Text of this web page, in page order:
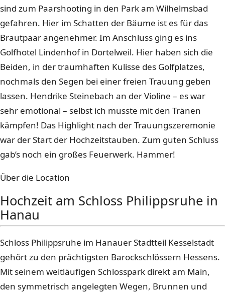
sind zum Paarshooting in den Park am Wilhelmsbad
gefahren. Hier im Schatten der Bäume ist es für das
Brautpaar angenehmer. Im Anschluss ging es ins
Golfhotel Lindenhof in Dortelweil. Hier haben sich die
Beiden, in der traumhaften Kulisse des Golfplatzes,
nochmals den Segen bei einer freien Trauung geben
lassen. Hendrike Steinebach an der Violine – es war
sehr emotional – selbst ich musste mit den Tränen
kämpfen! Das Highlight nach der Trauungszeremonie
war der Start der Hochzeitstauben. Zum guten Schluss
gab’s noch ein großes Feuerwerk. Hammer!
Über die Location
Hochzeit am Schloss Philippsruhe in
Hanau
Schloss Philippsruhe im Hanauer Stadtteil Kesselstadt
gehört zu den prächtigsten Barockschlössern Hessens.
Mit seinem weitläufigen Schlosspark direkt am Main,
den symmetrisch angelegten Wegen, Brunnen und